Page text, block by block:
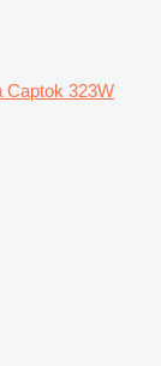
Captok 323W